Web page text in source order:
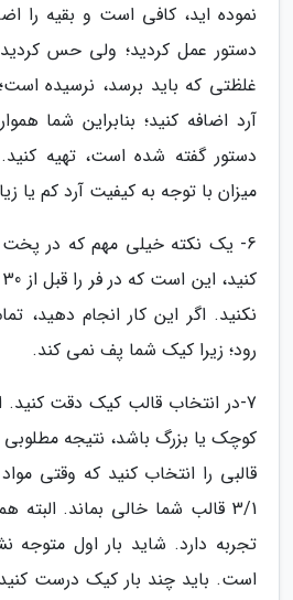
نموده اید، کافی است و بقیه را
دستور عمل کردید؛ ولی حس
غلظتی که باید برسد، نرسیده
آرد اضافه کنید؛ بنابراین شما
دستور گفته شده است، تهیه
میزان با توجه به کیفیت آرد کم یا
6- یک نکته خیلی مهم که در پخت
نکنید. اگر این کار انجام دهید،
رود؛ زیرا کیک شما پف نمی کند.
7-در انتخاب قالب کیک دقت کنید.
کوچک یا بزرگ باشد، نتیجه مطلوبی
قالبی را انتخاب کنید که وقتی
3/1 قالب شما خالی بماند. البته
تجربه دارد. شاید بار اول متوجه
است. باید چند بار کیک درست